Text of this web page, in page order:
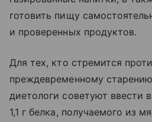
готовить пищу
и проверенных продуктов.
Для тех, кто стремится
преждевременному
диетологи советуют ввести
1,1 г белка, получаемого из